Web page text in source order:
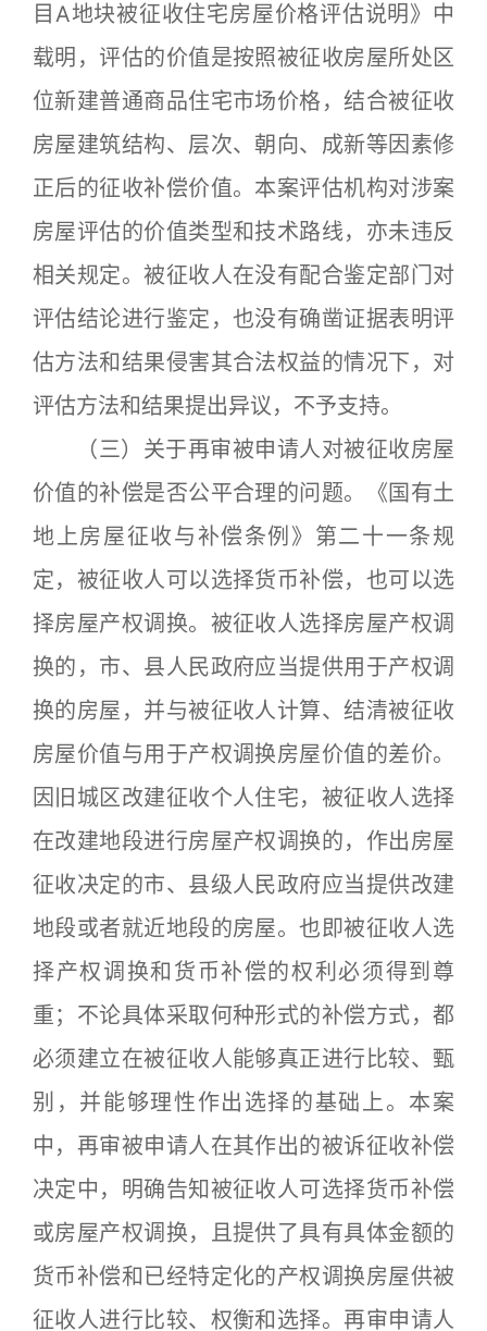
目A地块被征收住宅房屋价格评估说明》中
载明，评估的价值是按照被征收房屋所处区
位新建普通商品住宅市场价格，结合被征收
房屋建筑结构、层次、朝向、成新等因素修
正后的征收补偿价值。本案评估机构对涉案
房屋评估的价值类型和技术路线，亦未违反
相关规定。被征收人在没有配合鉴定部门对
评估结论进行鉴定，也没有确凿证据表明评
估方法和结果侵害其合法权益的情况下，对
评估方法和结果提出异议，不予支持。
（三）关于再审被申请人对被征收房屋
价值的补偿是否公平合理的问题。《国有土
地上房屋征收与补偿条例》第二十一条规
定，被征收人可以选择货币补偿，也可以选
择房屋产权调换。被征收人选择房屋产权调
换的，市、县人民政府应当提供用于产权调
换的房屋，并与被征收人计算、结清被征收
房屋价值与用于产权调换房屋价值的差价。
因旧城区改建征收个人住宅，被征收人选择
在改建地段进行房屋产权调换的，作出房屋
征收决定的市、县级人民政府应当提供改建
地段或者就近地段的房屋。也即被征收人选
择产权调换和货币补偿的权利必须得到尊
重；不论具体采取何种形式的补偿方式，都
必须建立在被征收人能够真正进行比较、甄
别，并能够理性作出选择的基础上。本案
中，再审被申请人在其作出的被诉征收补偿
决定中，明确告知被征收人可选择货币补偿
或房屋产权调换，且提供了具有具体金额的
货币补偿和已经特定化的产权调换房屋供被
征收人进行比较、权衡和选择。再审申请人